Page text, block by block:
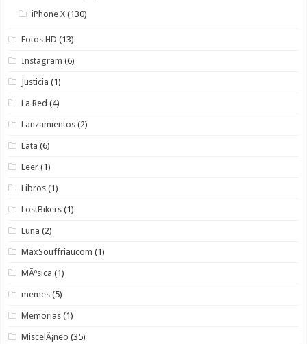
iPhone X (130)
Fotos HD (13)
Instagram (6)
Justicia (1)
La Red (4)
Lanzamientos (2)
Lata (6)
Leer (1)
Libros (1)
LostBikers (1)
Luna (2)
MaxSouffriaucom (1)
MÃºsica (1)
memes (5)
Memorias (1)
MiscelÃ¡neo (35)